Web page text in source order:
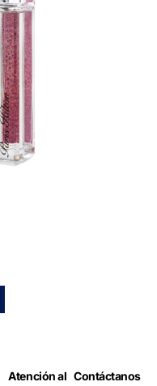
Atención al Contáctanos